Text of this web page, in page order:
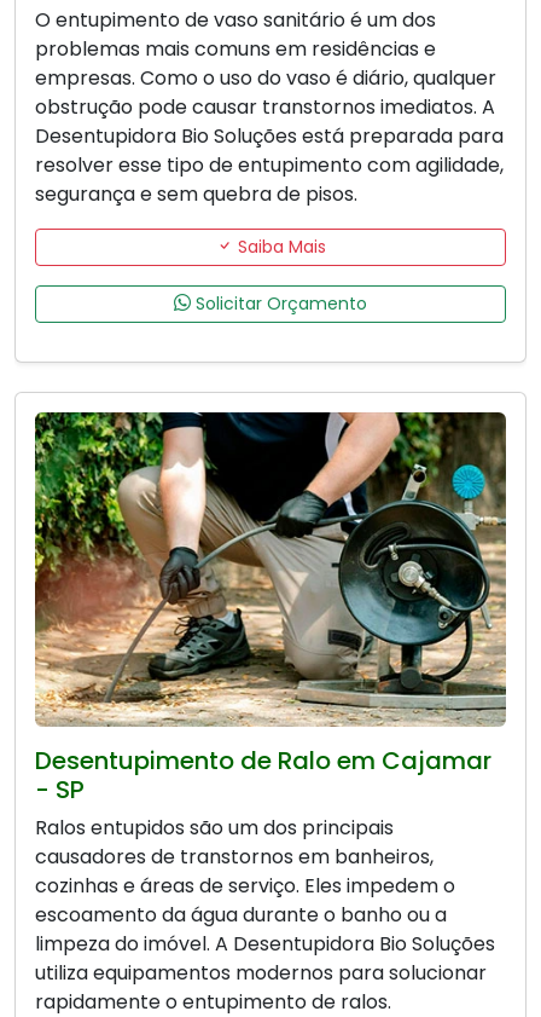
O entupimento de vaso sanitário é um dos
problemas mais comuns em residências e
empresas. Como o uso do vaso é diário, qualquer
obstrução pode causar transtornos imediatos. A
Desentupidora Bio Soluções está preparada para
resolver esse tipo de entupimento com agilidade,
segurança e sem quebra de pisos.
Saiba Mais
Solicitar Orçamento
Desentupimento de Ralo em Cajamar
- SP
Ralos entupidos são um dos principais
causadores de transtornos em banheiros,
cozinhas e áreas de serviço. Eles impedem o
escoamento da água durante o banho ou a
limpeza do imóvel. A Desentupidora Bio Soluções
utiliza equipamentos modernos para solucionar
rapidamente o entupimento de ralos.